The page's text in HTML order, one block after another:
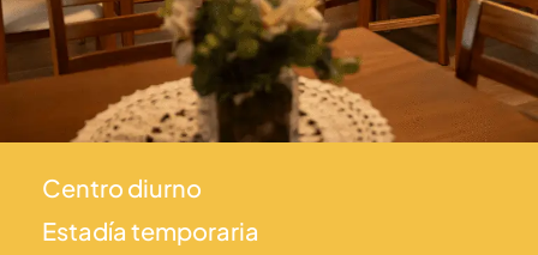
Centro diurno
Estadía temporaria